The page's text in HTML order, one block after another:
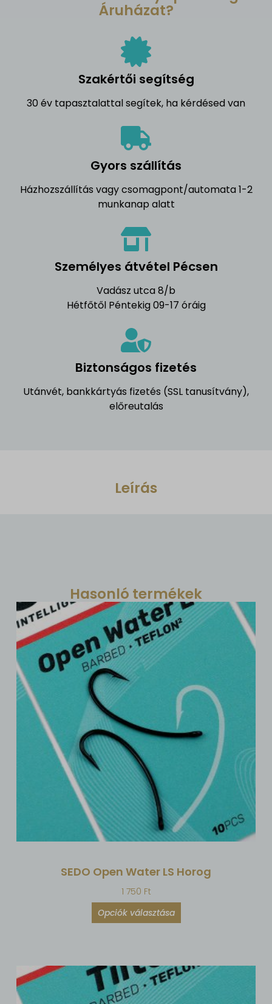
Áruházat?
Szakértői segítség
30 év tapasztalattal segítek, ha kérdésed van
Gyors szállítás
Házhozszállítás vagy csomagpont/automata 1-2
munkanap alatt
Személyes átvétel Pécsen
Vadász utca 8/b
Hétfőtől Péntekig 09-17 óráig
Biztonságos fizetés
Utánvét, bankkártyás fizetés (SSL tanusítvány),
előreutalás
Leírás
Hasonló termékek
SEDO Open Water LS Horog
1 750 Ft
Opciók választása